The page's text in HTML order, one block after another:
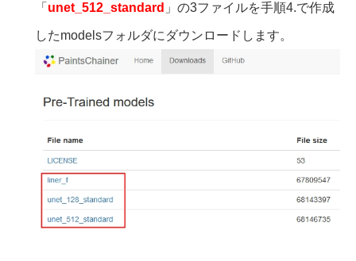
「 unet_512_standard 」の3ファイルを手順4.で作成
したmodelsフォルダにダウンロードします。